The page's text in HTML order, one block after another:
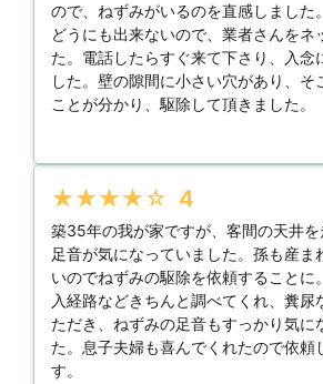
ので、ねずみがいるのを直感しました
どうにも出来ないので、業者さんをネ
た。電話したらすぐ来て下さり、入念
した。壁の隙間に小さい穴があり、そ
ことが分かり、駆除して頂きました。
★★★★★ 4
築35年の我が家ですが、客間の天井
足音が気になっていました。孫も産ま
いのでねずみの駆除を依頼することに
入経路などきちんと調べてくれ、糞尿
ただき、ねずみの足音もすっかり気に
た。息子夫婦も喜んでくれたので依頼
す。